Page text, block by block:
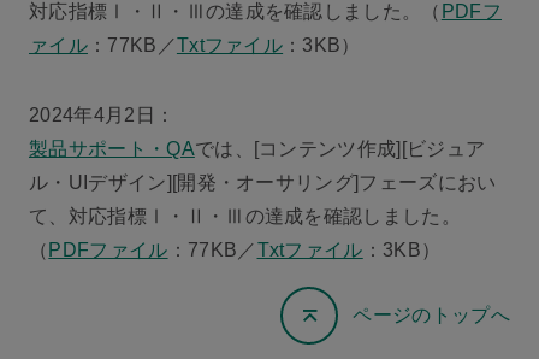
対応指標Ⅰ・Ⅱ・Ⅲの達成を確認しました。（ PDFフ
ァイル：77KB／Txtファイル ：3KB）
2024年4月2日：
製品サポート・QAでは、[コンテンツ作成][ビジュア
ル・UIデザイン][開発・オーサリング]フェーズにおい
て、対応指標Ⅰ・Ⅱ・Ⅲの達成を確認しました。
（ PDFファイル ：77KB／Txtファイル ：3KB）
ページのトップへ